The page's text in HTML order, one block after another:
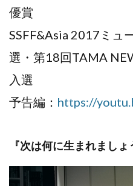
優賞
SSFF&Asia 2017ミュ
選・第18回TAMA
入選
予告編： https://
『次は何に生まれまし